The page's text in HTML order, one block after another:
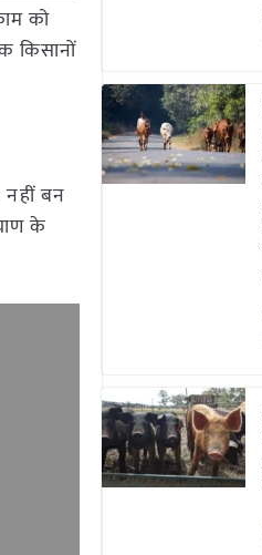
को
किसानों
बन
के